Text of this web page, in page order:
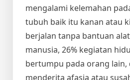
mengalami kelemahan
tubuh baik itu kanan atau
berjalan tanpa bantuan
manusia, 26% kegiatan
bertumpu pada orang lain,
menderita afasia atau